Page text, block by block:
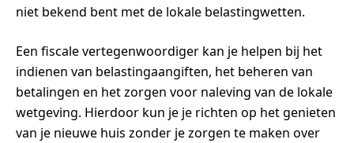
niet bekend bent met de lokale belastingwetten.
Een fiscale vertegenwoordiger kan je helpen bij het
indienen van belastingaangiften, het beheren van
betalingen en het zorgen voor naleving van de lokale
wetgeving. Hierdoor kun je je richten op het genieten
van je nieuwe huis zonder je zorgen te maken over